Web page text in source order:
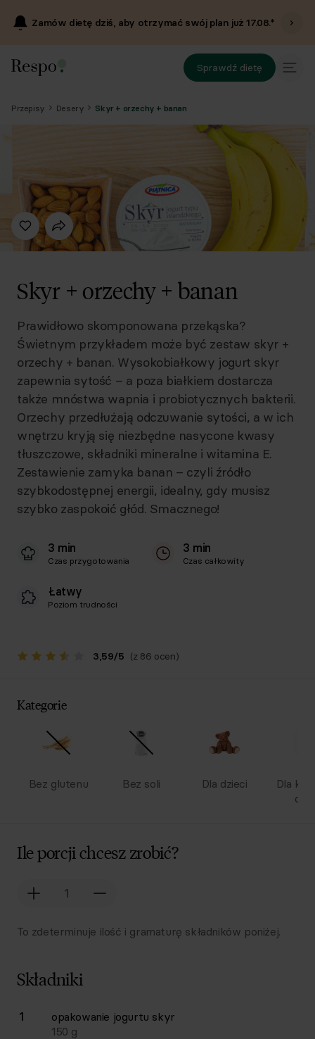
Zamów dietę dziś, aby otrzymać swój plan już17.08.*
Sprawdź dietę
Przepisy Desery Skyr + orzechy + banan
Skyr + orzechy + banan
Prawidłowo skomponowana przekąska?
Świetnym przykładem może być zestaw skyr +
orzechy + banan. Wysokobiałkowy jogurt skyr
zapewnia sytość – a poza białkiem dostarcza
także mnóstwa wapnia i probiotycznych bakterii.
Orzechy przedłużają odczuwanie sytości, a w ich
wnętrzu kryją się niezbędne nasycone kwasy
tłuszczowe, składniki mineralne i witamina E.
Zestawienie zamyka banan – czyli źródło
szybkodostępnej energii, idealny, gdy musisz
szybko zaspokoić głód. Smacznego!
3 min
Czas przygotowania
3 min
Czas całkowity
Łatwy
Poziom trudności
3,59/5 (z 86 ocen)
Kategorie
Bez glutenu Bez soli Dla dzieci
Dla
Ile porcji chcesz zrobić?
To zdeterminuje ilość i gramaturę składników poniżej.
Składniki
Lista składników przepisu z ilościami i wagami
Ilość Składnik
1 opakowanie jogurtu skyr
150 g